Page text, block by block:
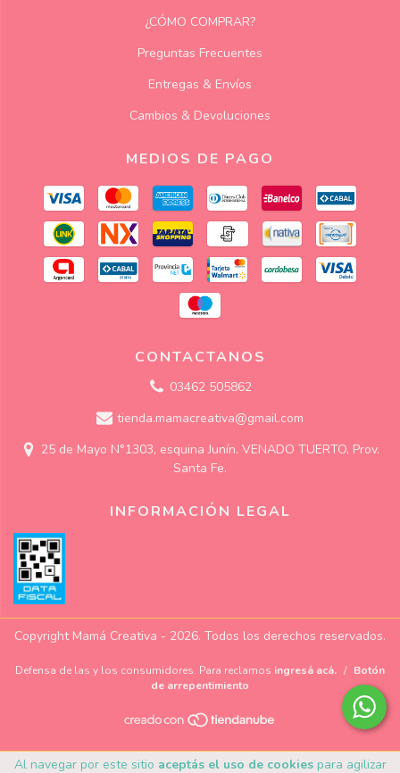
Al navegar por este sitio aceptás el uso de cookiespara agilizar
¿CÓMO COMPRAR?
Preguntas Frecuentes
Entregas & Envíos
Cambios & Devoluciones
MEDIOS DE PAGO
CONTACTANOS
03462 505862
tienda.mamacreativa@gmail.com
25 de Mayo N°1303, esquina Junín. VENADO TUERTO, Prov.
Santa Fe.
INFORMACIÓN LEGAL
Copyright Mamá Creativa - 2026. Todos los derechos reservados.
Defensa de las y los consumidores. Para reclamos ingresá acá. / Botón
de arrepentimiento